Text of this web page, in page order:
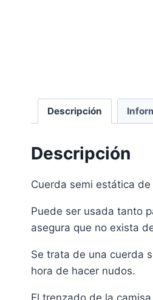
Descripción
Descripción
Cuerda semi estática de
Puede ser usada tanto
asegura que no exista
Se trata de una cuerda
hora de hacer nudos.
El trenzado de la